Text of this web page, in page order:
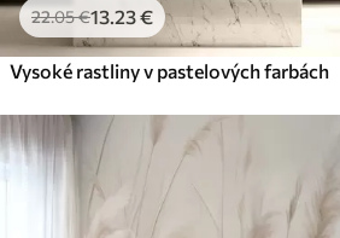
22.05€13 .23€
Vysoké rastliny v pastelových farbách